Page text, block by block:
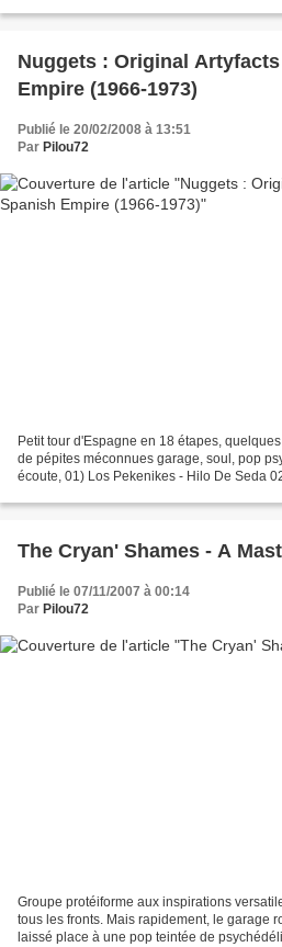
Nuggets : Original
Empire (1966-1973)
Publié le 20/02/2008 à 13:51
Par Pilou72
Petit tour d'Espagne en 18 étapes,
de pépites méconnues garage, soul, pop
écoute, 01) Los Pekenikes - Hilo De Seda
The Cryan' Shames - A
Publié le 07/11/2007 à 00:14
Par Pilou72
Groupe protéiforme aux inspirations
tous les fronts. Mais rapidement, le garage
laissé place à une pop teintée de